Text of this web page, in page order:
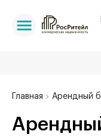
Главная Арендный
Арендный бизнес на 3-й